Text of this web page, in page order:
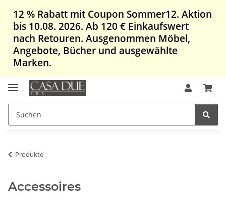
12 % Rabatt mit Coupon Sommer12. Aktion
bis 10.08. 2026. Ab 120 € Einkaufswert
nach Retouren. Ausgenommen Möbel,
Angebote, Bücher und ausgewählte
Marken.
Produkte
Accessoires